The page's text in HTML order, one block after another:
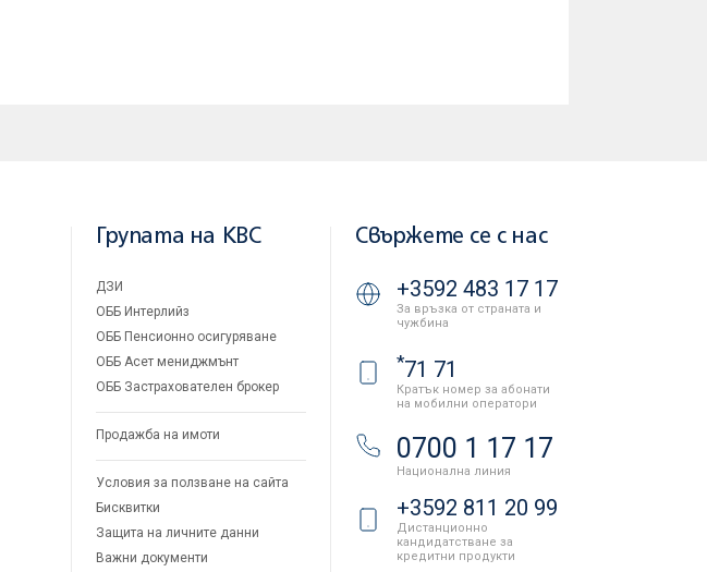
Групата на KBC
ДЗИ
ОББ Интерлийз
ОББ Пенсионно осигуряване
ОББ Асет мениджмънт
ОББ Застрахователен брокер
Продажба на имоти
Условия за ползване на сайта
Бисквитки
Защита на личните данни
Важни документи
Свържете се с нас
+3592 483 17 17
За връзка от страната и
чужбина
*71 71
Кратък номер за абонати
на мобилни оператори
0700 1 17 17
Национална линия
+3592 811 20 99
Дистанционно
кандидатстване за
кредитни продукти